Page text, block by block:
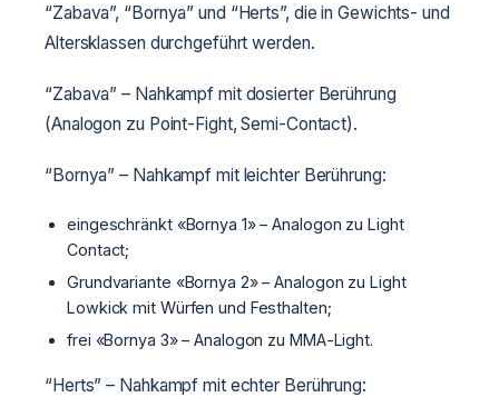
“Zabava”, “Bornya” und “Herts”, die in Gewichts- und
Altersklassen durchgeführt werden.
“Zabava” – Nahkampf mit dosierter Berührung
(Analogon zu Point-Fight, Semi-Contact).
“Bornya” – Nahkampf mit leichter Berührung:
eingeschränkt «Bornya 1» – Analogon zu Light
Contact;
Grundvariante «Bornya 2» – Analogon zu Light
Lowkick mit Würfen und Festhalten;
frei «Bornya 3» – Analogon zu MMA-Light.
“Herts” – Nahkampf mit echter Berührung: